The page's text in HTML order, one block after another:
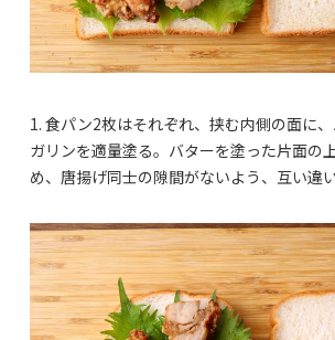
1. 食パン2枚はそれぞれ、挟む内側の面に
ガリンを適量塗る。バターを塗った片面の
め、唐揚げ同士の隙間がないよう、互い違